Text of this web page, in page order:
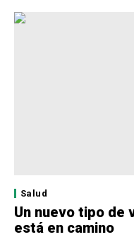
Salud
Un nuevo tipo de
está en camino